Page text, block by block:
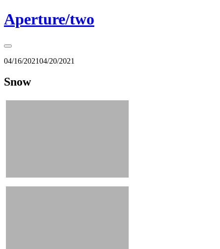
Springe
zum
Aperture/two
Seitenleiste
04/16/202104/20/2021
Snow